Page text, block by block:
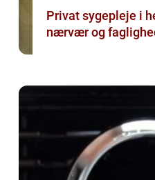
Privat sygepleje i
nærvær og